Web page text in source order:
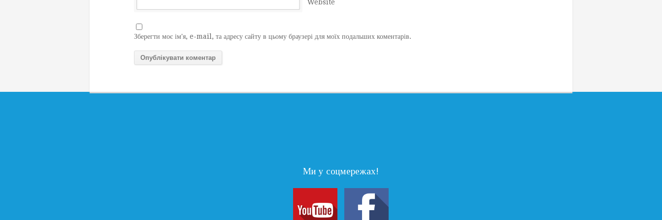
Website
Зберегти моє ім'я, e-mail, та адресу сайту в цьому браузері для моїх подальших коментарів.
Ми у соцмережах!